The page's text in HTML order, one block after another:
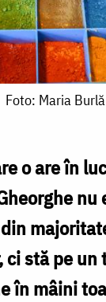
Foto: Maria Burlă
o are în
nu
ci stă pe un
în mâini